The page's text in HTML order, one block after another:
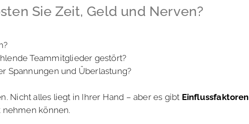
Sie Zeit, Geld und Nerven?
Teammitglieder gestört?
Spannungen und Überlastung?
Nicht alles liegt in Ihrer Hand – aber es gibt Einflussfaktoren
können.